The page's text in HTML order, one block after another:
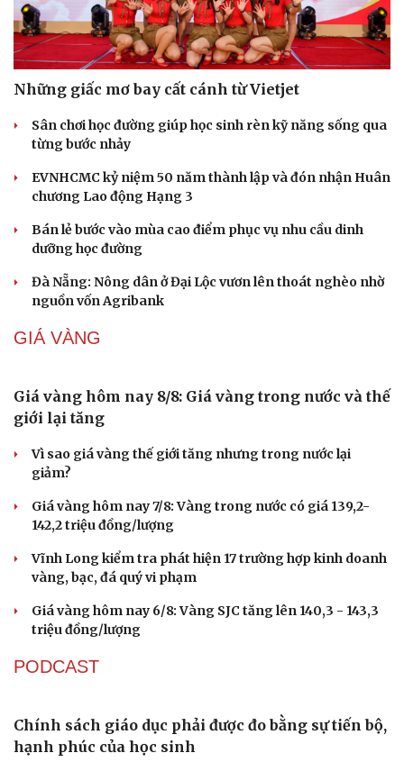
Du lịch
Tư vấn
Săn Tour
check-in
Câu chuyện thời sự
Đọc truyện đêm khuya
Kể chuyện cho bé
Những giấc mơ bay cất cánh từ Vietjet
Sân chơi học đường giúp học sinh rèn kỹ năng sống qua
từng bước nhảy
EVNHCMC kỷ niệm 50 năm thành lập và đón nhận Huân
chương Lao động Hạng 3
Bán lẻ bước vào mùa cao điểm phục vụ nhu cầu dinh
dưỡng học đường
Đà Nẵng: Nông dân ở Đại Lộc vươn lên thoát nghèo nhờ
nguồn vốn Agribank
GIÁ VÀNG
Giá vàng hôm nay 8/8: Giá vàng trong nước và thế
giới lại tăng
giảm?
142,2 triệu đồng/lượng
Vĩnh Long kiểm tra phát hiện 17 trường hợp kinh doanh